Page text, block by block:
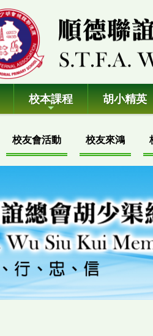
校本課程 胡小精英
校友會活動 校友來鴻